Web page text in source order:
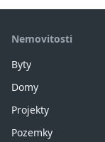
Nemovitosti
Byty
Domy
Projekty
Pozemky